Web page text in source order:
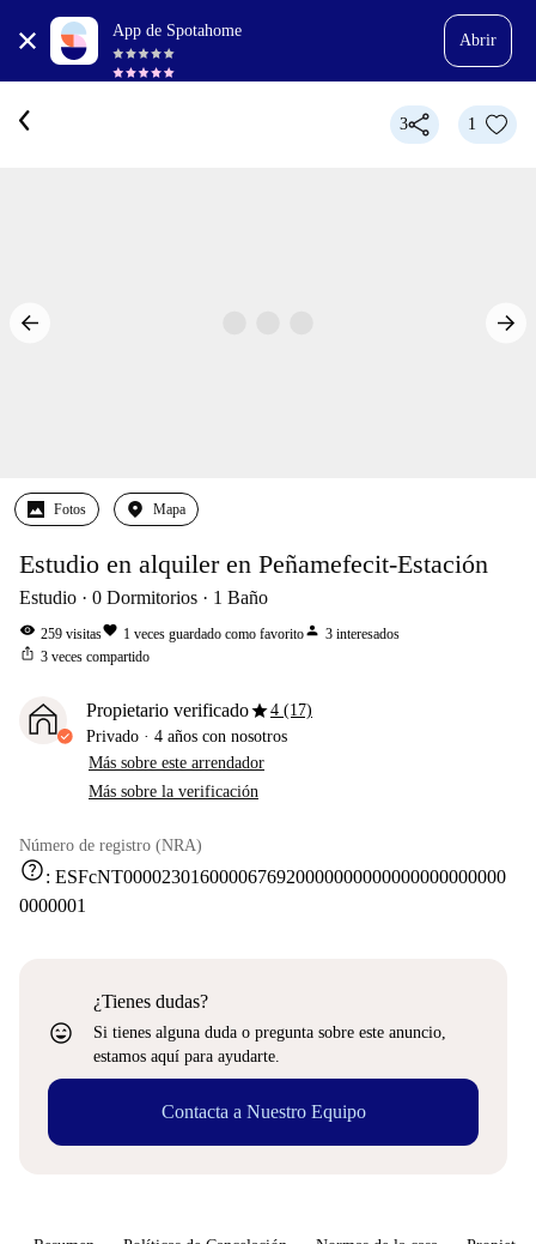
App de Spotahome
Abrir
3 1
Fotos Mapa
Estudio en alquiler en Peñamefecit-Estación
Estudio 0 Dormitorios 1 Baño
visibility 259 visitasfavorite 1 veces guardado como favoritoperson 3 interesados
ios_share 3 veces compartido
Propietario verificadostar4 (17)
Privado · 4 años con nosotros
Más sobre este arrendador
Más sobre la verificación
Número de registro (NRA)
help: ESFcNT0000230160000676920000000000000000000000
0000001
sentiment_very_satisfied
¿Tienes dudas?
Si tienes alguna duda o pregunta sobre este anuncio,
estamos aquí para ayudarte.
Contacta a Nuestro Equipo